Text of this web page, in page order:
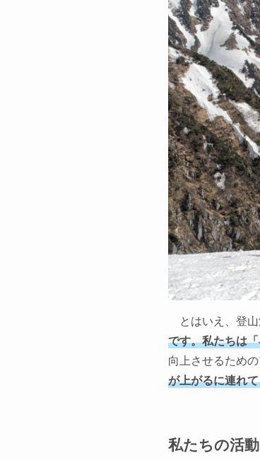
とはいえ、登山
です。私たちは
向上させるため
が上がるに連れ
私たちの活動